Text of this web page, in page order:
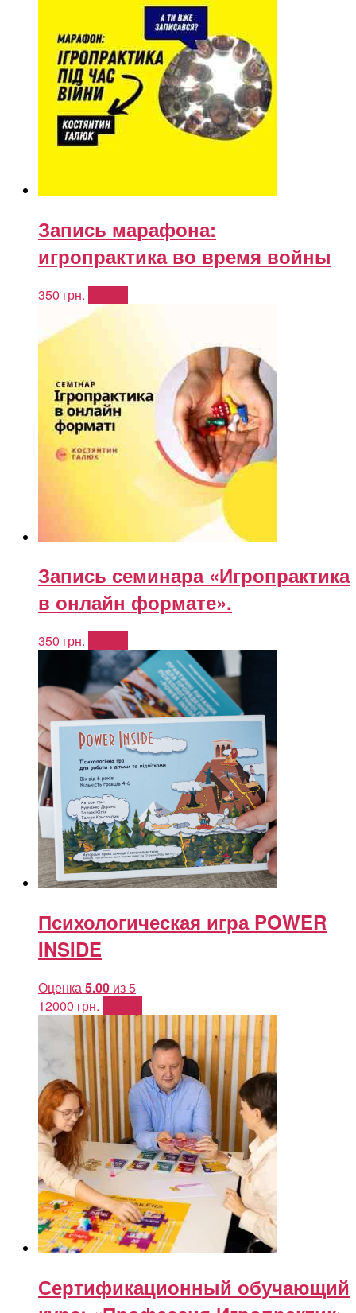
Запись марафона:
игропрактика во время войны
350 грн.
Запись семинара «Игропрактика
в онлайн формате».
350 грн.
Психологическая игра POWER
INSIDE
Оценка5.00 из 5
12000 грн.
Сертификационный обучающий